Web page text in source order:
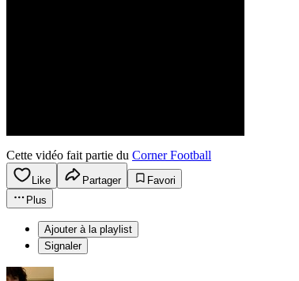
Cette vidéo fait partie du Corner Football
Like Partager
Favori
Plus
Ajouter à la playlist
Signaler